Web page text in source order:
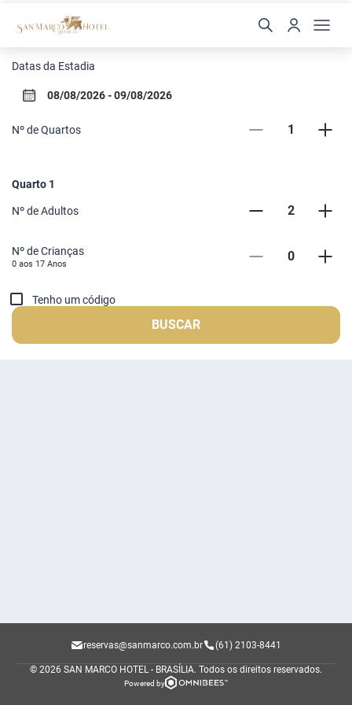
SAN MARCO HOTEL -
Datas da Estadia
Nº de Quartos 1
Quarto 1
Nº de Adultos 2
Nº de Crianças
0 aos 17 Anos 0
Tenho um código
BUSCAR
reservas@sanmarco.com.br (61) 2103-8441
© 2026 SAN MARCO HOTEL - BRASÍLIA. Todos os direitos reservados.
Powered by